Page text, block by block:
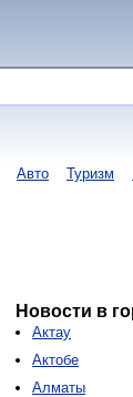
Авто Туризм
Новости в
Актау
Актобе
Алматы